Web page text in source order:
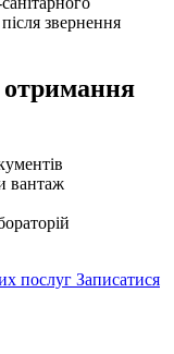
звернення
отримання
вантаж
послуг Записатися